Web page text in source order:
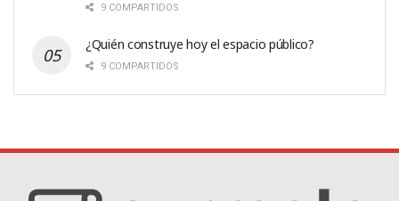
9 COMPARTIDOS
¿Quién construye hoy el espacio público?
9 COMPARTIDOS